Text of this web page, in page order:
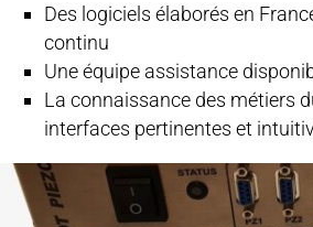
Des logiciels élaborés en
continu
Une équipe assistance
La connaissance des métiers
interfaces pertinentes et